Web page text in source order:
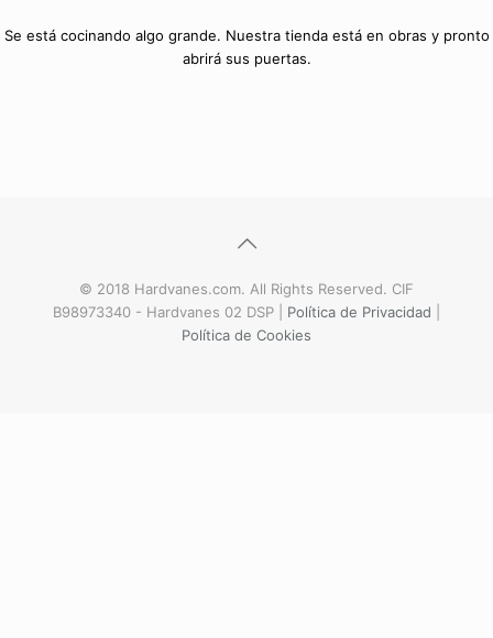
Se está cocinando algo grande. Nuestra tienda está en obras y pronto
abrirá sus puertas.
© 2018 Hardvanes.com. All Rights Reserved. CIF
B98973340 - Hardvanes 02 DSP | Política de Privacidad
Política de Cookies